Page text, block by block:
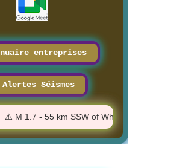
entreprises
Alertes Séismes
1.7 - 55 km SSW of Whites City, New